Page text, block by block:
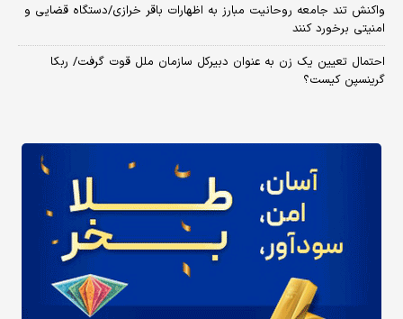
واکنش تند جامعه روحانیت مبارز به اظهارات باقر خرازی/دستگاه قضایی و
امنیتی برخورد کنند
احتمال تعیین یک زن به عنوان دبیرکل سازمان ملل قوت گرفت/ ربکا
گرینسپن کیست؟